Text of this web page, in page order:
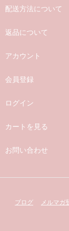
配送方法について
返品について
アカウント
会員登録
ログイン
カートを見る
お問い合わせ
ブログ メルマガ